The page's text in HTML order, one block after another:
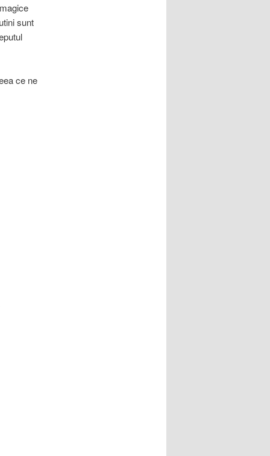
sunt
ce ne